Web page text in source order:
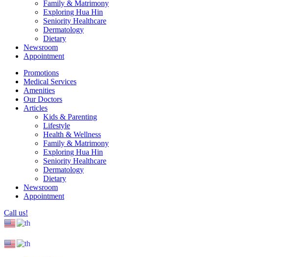
Family & Matrimony
Exploring Hua Hin
Seniority Healthcare
Dermatology
Dietary
Newsroom
Appointment
Promotions
Medical Services
Amenities
Our Doctors
Articles
Kids & Parenting
Lifestyle
Health & Wellness
Family & Matrimony
Exploring Hua Hin
Seniority Healthcare
Dermatology
Dietary
Newsroom
Appointment
Call us!